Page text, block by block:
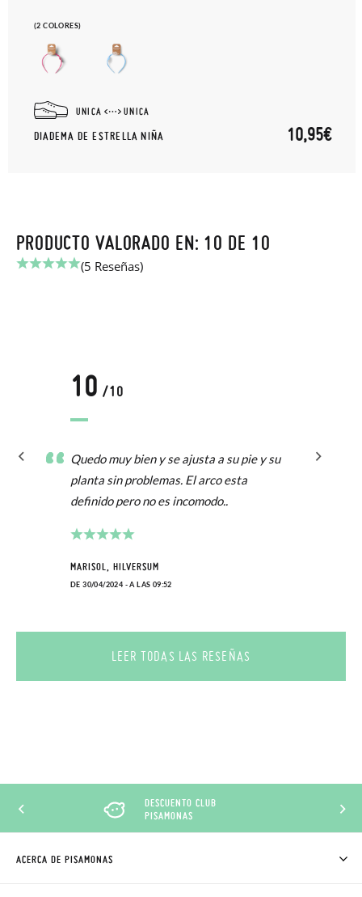
(2 COLORES)
UNICA UNICA
DIADEMA DE ESTRELLA NIÑA 10,95€
PRODUCTO VALORADO EN: 10 DE 10
(5 Reseñas)
10 /10
Quedo muy bien y se ajusta a su pie y su
planta sin problemas. El arco esta
definido pero no es incomodo..
MARISOL, HILVERSUM
DE 30/04/2024 - A LAS 09:52
LEER TODAS LAS RESEÑAS
DESCUENTO CLUB
PISAMONAS
ACERCA DE PISAMONAS